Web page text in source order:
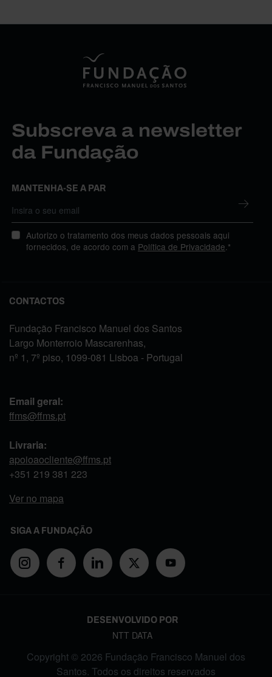
Subscreva a newsletter
da Fundação
MANTENHA-SE A PAR
Autorizo o tratamento dos meus dados pessoais aqui
fornecidos, de acordo com a Política de Privacidade .*
CONTACTOS
Fundação Francisco Manuel dos Santos
Largo Monterroio Mascarenhas,
nº 1, 7º piso, 1099-081 Lisboa - Portugal
Email geral:
ffms@ffms.pt
Livraria:
apoioaocliente@ffms.pt
+351 219 381 223
Ver no mapa
SIGA A FUNDAÇÃO
DESENVOLVIDO POR
NTT DATA
Copyright © 2026 Fundação Francisco Manuel dos
Santos. Todos os direitos reservados